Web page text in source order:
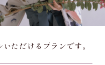
ただけるプランです。